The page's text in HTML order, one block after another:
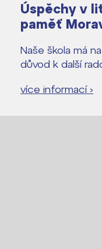
Úspěchy v
paměť
Naše škola má
důvod k další
více informací ›